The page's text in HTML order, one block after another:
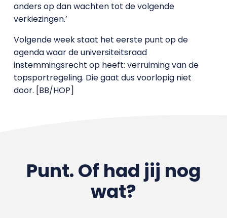
anders op dan wachten tot de volgende
verkiezingen.’
Volgende week staat het eerste punt op de
agenda waar de universiteitsraad
instemmingsrecht op heeft: verruiming van de
topsportregeling. Die gaat dus voorlopig niet
door. [BB/HOP]
Punt. Of had jij nog
wat?